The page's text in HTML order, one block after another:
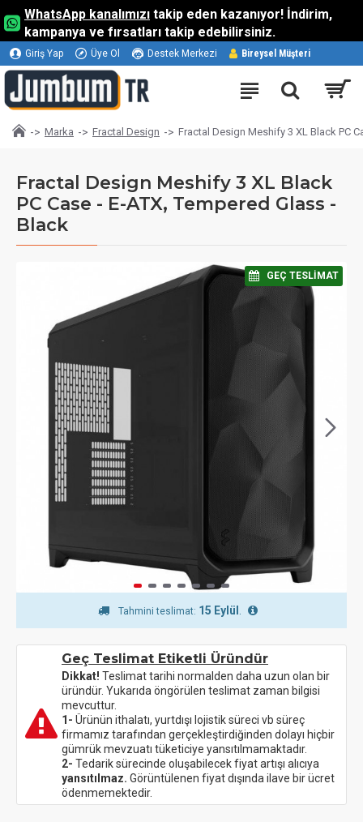
WhatsApp kanalımızı takip eden kazanıyor! İndirim,
kampanya ve fırsatları takip edebilirsiniz.
Giriş Yap Üye Ol Destek Merkezi Bireysel Müşteri
Marka Fractal Design Fractal Design Meshify 3 XL Black PC
Fractal Design Meshify 3 XL Black
PC Case - E-ATX, Tempered Glass -
Black
⠀GEÇ TESLIMAT
Tahmini teslimat: 15 Eylül
Geç Teslimat Etiketli Üründür
Dikkat! Teslimat tarihi normalden daha uzun olan bir
üründür. Yukarıda öngörülen teslimat zaman bilgisi
mevcuttur.
1- Ürünün ithalatı, yurtdışı lojistik süreci vb süreç
firmamız tarafından gerçekleştirdiğinden dolayı hiçbir
gümrük mevzuatı tüketiciye yansıtılmamaktadır.
2- Tedarik sürecinde oluşabilecek fiyat artışı alıcıya
yansıtılmaz. Görüntülenen fiyat dışında ilave bir ücret
ödenmemektedir.